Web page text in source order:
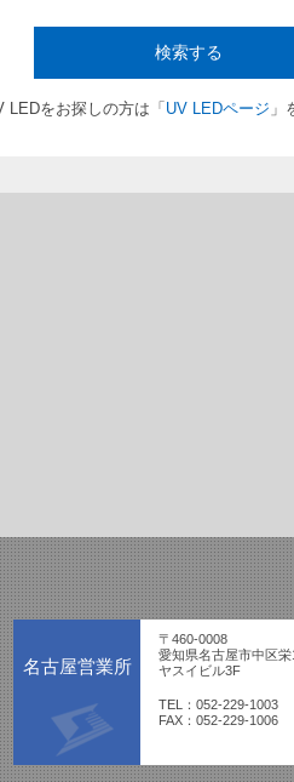
検索する
LEDをお探しの方は「 UV LEDページ 」
名古屋営業所
〒460-0008
愛知県名古屋市中区
ヤスイビル3F
TEL：052-229-1003
FAX：052-229-1006